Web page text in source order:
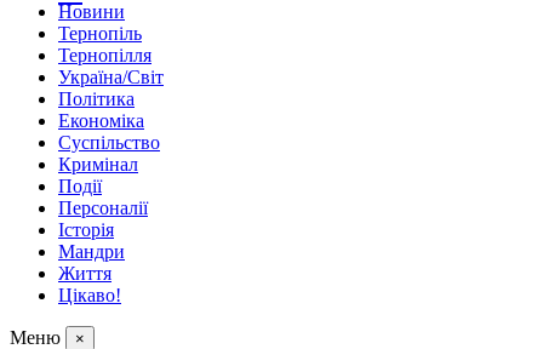
Новини
Тернопіль
Тернопілля
Україна/Світ
Політика
Економіка
Суспільство
Кримінал
Події
Персоналії
Історія
Мандри
Життя
Цікаво!
Меню ×